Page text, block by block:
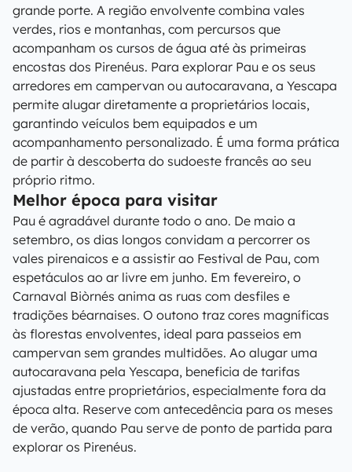
grande porte. A região envolvente combina vales
verdes, rios e montanhas, com percursos que
acompanham os cursos de água até às primeiras
encostas dos Pirenéus. Para explorar Pau e os seus
arredores em campervan ou autocaravana, a Yescapa
permite alugar diretamente a proprietários locais,
garantindo veículos bem equipados e um
acompanhamento personalizado. É uma forma prática
de partir à descoberta do sudoeste francês ao seu
próprio ritmo.
Melhor época para visitar
Pau é agradável durante todo o ano. De maio a
setembro, os dias longos convidam a percorrer os
vales pirenaicos e a assistir ao Festival de Pau, com
espetáculos ao ar livre em junho. Em fevereiro, o
Carnaval Biòrnés anima as ruas com desfiles e
tradições béarnaises. O outono traz cores magníficas
às florestas envolventes, ideal para passeios em
campervan sem grandes multidões. Ao alugar uma
autocaravana pela Yescapa, beneficia de tarifas
ajustadas entre proprietários, especialmente fora da
época alta. Reserve com antecedência para os meses
de verão, quando Pau serve de ponto de partida para
explorar os Pirenéus.